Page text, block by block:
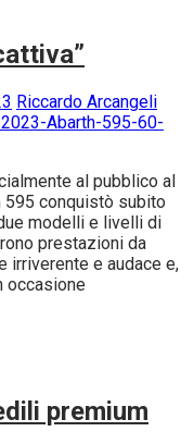
Riccardo Arcangeli
al pubblico al
595 conquistò subito
modelli e livelli di
prestazioni da
irriverente e audace e,
occasione
premium